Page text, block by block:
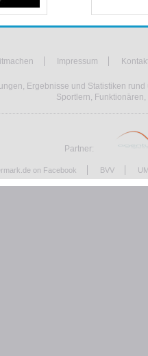
Impressum
Ergebnisse und Statistiken
Sportlern,
Partner:
on Facebook BVV